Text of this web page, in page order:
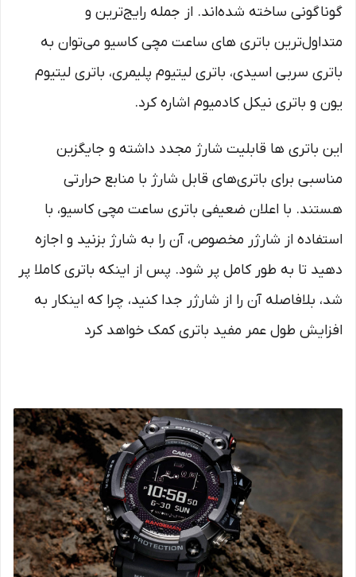
گوناگونی ساخته شده‌اند. از جمله رایج‌ترین و
متداول‌ترین باتری های ساعت مچی کاسیو می‌توان به
باتری‌ سربی اسیدی، باتری لیتیوم پلیمری، باتری‌ لیتیوم
یون و باتری نیکل کادمیوم اشاره کرد.
این باتری‌ ها قابلیت شارژ مجدد داشته و جایگزین
مناسبی برای باتری‌های قابل شارژ با منابع حرارتی
هستند. با اعلان ضعیفی باتری ساعت مچی کاسیو، با
استفاده از شارژر مخصوص، آن را به شارژ بزنید و اجازه
دهید تا به طور کامل پر شود. پس از اینکه باتری کاملا پر
شد، بلافاصله آن را از شارژر جدا کنید، چرا که اینکار به
افزایش طول عمر مفید باتری کمک خواهد کرد